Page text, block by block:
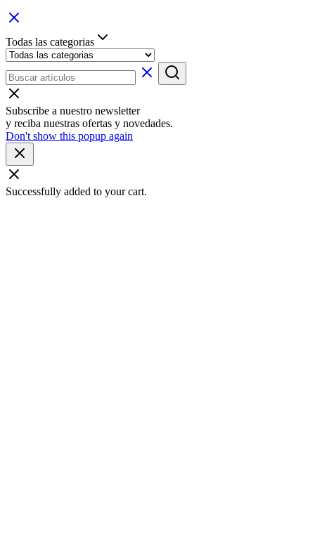
Todas las categorias
Subscribe a nuestro newsletter
y reciba nuestras ofertas y novedades.
Don't show this popup again
Successfully added to your cart.